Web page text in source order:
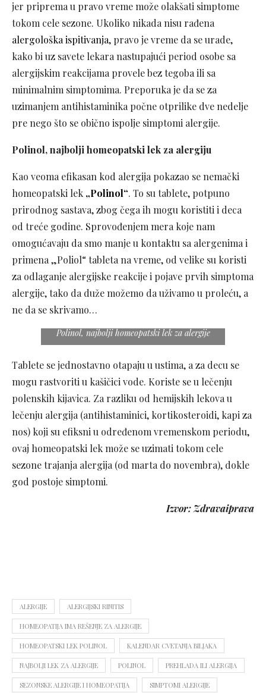
jer priprema u pravo vreme može olakšati simptome
tokom cele sezone. Ukoliko nikada nisu rađena
alergološka ispitivanja, pravo je vreme da se urade,
kako bi uz savete lekara nastupajući period osobe sa
alergijskim reakcijama provele bez tegoba ili sa
minimalnim simptomima. Preporuka je da se za
uzimanjem antihistaminika počne otprilike dve nedelje
pre nego što se obično ispolje simptomi alergije.
Polinol, najbolji homeopatski lek za alergiju
Kao veoma efikasan kod alergija pokazao se nemački
homeopatski lek „Polinol“. To su tablete, potpuno
prirodnog sastava, zbog čega ih mogu koristiti i deca
od treće godine. Sprovođenjem mera koje nam
omogućavaju da smo manje u kontaktu sa alergenima i
primena „Poliol“ tableta na vreme, od velike su koristi
za odlaganje alergijske reakcije i pojave prvih simptoma
alergije, tako da duže možemo da uživamo u proleću, a
ne da se skrivamo…
Polinol, najbolji homeopatski lek za alergije
Tablete se jednostavno otapaju u ustima, a za decu se
mogu rastvoriti u kašičici vode. Koriste se u lečenju
polenskih kijavica. Za razliku od hemijskih lekova u
lečenju alergija (antihistaminici, kortikosteroidi, kapi za
nos) koji su efiksni u određenom vremenskom periodu,
ovaj homeopatski lek može se uzimati tokom cele
sezone trajanja alergija (od marta do novembra), dokle
god postoje simptomi.
Izvor: Zdravaiprava
ALERGIJE ALERGIJSKI RINITIS
HOMEOPATIJA IMA REŠENJE ZA ALERGIJE
HOMEOPATSKI LEK POLINOL KALENDAR CVETANJA BILJAKA
NAJBOLJI LEK ZA ALERGIJE POLINOL PREHLADA ILI ALERGIJA
SEZONSKE ALERGIJE I HOMEOPATIJA SIMPTOMI ALERGIJE